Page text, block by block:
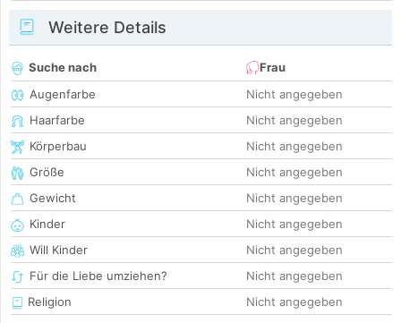
Weitere Details
Suche nach
Frau
Augenfarbe
Nicht angegeben
Haarfarbe
Nicht angegeben
Körperbau
Nicht angegeben
Größe
Nicht angegeben
Gewicht
Nicht angegeben
Kinder
Nicht angegeben
Will Kinder
Nicht angegeben
Für die Liebe umziehen?
Nicht angegeben
Religion
Nicht angegeben